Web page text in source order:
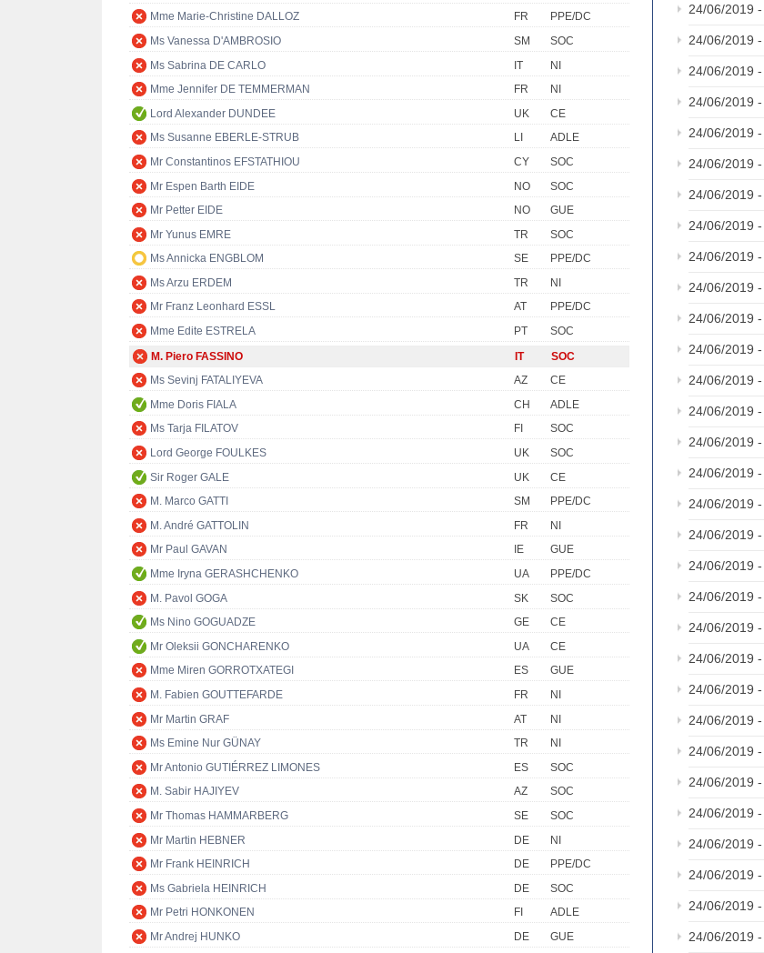
Mme Marie-Christine DALLOZ
FR
PPE/DC
Ms Vanessa D'AMBROSIO
SM
SOC
Ms Sabrina DE CARLO
IT
NI
Mme Jennifer DE TEMMERMAN
FR
NI
Lord Alexander DUNDEE
UK
CE
Ms Susanne EBERLE-STRUB
LI
ADLE
Mr Constantinos EFSTATHIOU
CY
SOC
Mr Espen Barth EIDE
NO
SOC
Mr Petter EIDE
NO
GUE
Mr Yunus EMRE
TR
SOC
Ms Annicka ENGBLOM
SE
PPE/DC
Ms Arzu ERDEM
TR
NI
Mr Franz Leonhard ESSL
AT
PPE/DC
Mme Edite ESTRELA
PT
SOC
M. Piero FASSINO
IT
SOC
Ms Sevinj FATALIYEVA
AZ
CE
Mme Doris FIALA
CH
ADLE
Ms Tarja FILATOV
FI
SOC
Lord George FOULKES
UK
SOC
Sir Roger GALE
UK
CE
M. Marco GATTI
SM
PPE/DC
M. André GATTOLIN
FR
NI
Mr Paul GAVAN
IE
GUE
Mme Iryna GERASHCHENKO
UA
PPE/DC
M. Pavol GOGA
SK
SOC
Ms Nino GOGUADZE
GE
CE
Mr Oleksii GONCHARENKO
UA
CE
Mme Miren GORROTXATEGI
ES
GUE
M. Fabien GOUTTEFARDE
FR
NI
Mr Martin GRAF
AT
NI
Ms Emine Nur GÜNAY
TR
NI
Mr Antonio GUTIÉRREZ LIMONES
ES
SOC
M. Sabir HAJIYEV
AZ
SOC
Mr Thomas HAMMARBERG
SE
SOC
Mr Martin HEBNER
DE
NI
Mr Frank HEINRICH
DE
PPE/DC
Ms Gabriela HEINRICH
DE
SOC
Mr Petri HONKONEN
FI
ADLE
Mr Andrej HUNKO
DE
GUE
24/06/2019 -
24/06/2019 -
24/06/2019 -
24/06/2019 -
24/06/2019 -
24/06/2019 -
24/06/2019 -
24/06/2019 -
24/06/2019 -
24/06/2019 -
24/06/2019 -
24/06/2019 -
24/06/2019 -
24/06/2019 -
24/06/2019 -
24/06/2019 -
24/06/2019 -
24/06/2019 -
24/06/2019 -
24/06/2019 -
24/06/2019 -
24/06/2019 -
24/06/2019 -
24/06/2019 -
24/06/2019 -
24/06/2019 -
24/06/2019 -
24/06/2019 -
24/06/2019 -
24/06/2019 -
24/06/2019 -